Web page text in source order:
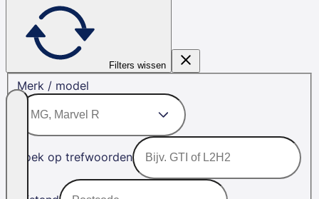
Filters wissen
Merk / model
Zoek op trefwoorden